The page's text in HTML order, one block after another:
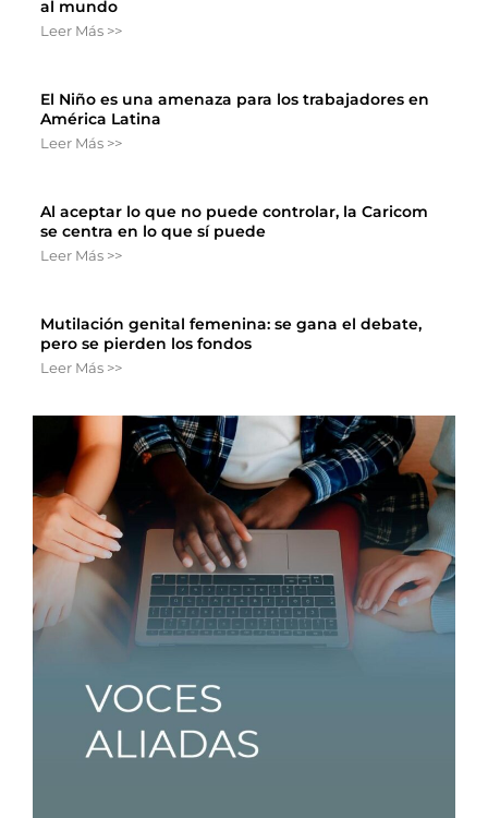
al mundo
Leer Más >>
El Niño es una amenaza para los trabajadores en
América Latina
Leer Más >>
Al aceptar lo que no puede controlar, la Caricom
se centra en lo que sí puede
Leer Más >>
Mutilación genital femenina: se gana el debate,
pero se pierden los fondos
Leer Más >>